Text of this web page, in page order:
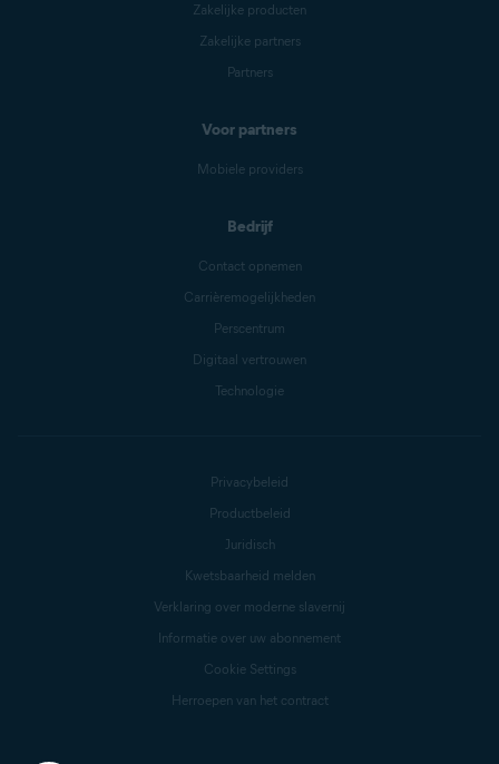
Zakelijke producten
Zakelijke partners
Partners
Voor partners
Mobiele providers
Bedrijf
Contact opnemen
Carrièremogelijkheden
Perscentrum
Digitaal vertrouwen
Technologie
Privacybeleid
Productbeleid
Juridisch
Kwetsbaarheid melden
Verklaring over moderne slavernij
Informatie over uw abonnement
Cookie Settings
Herroepen van het contract